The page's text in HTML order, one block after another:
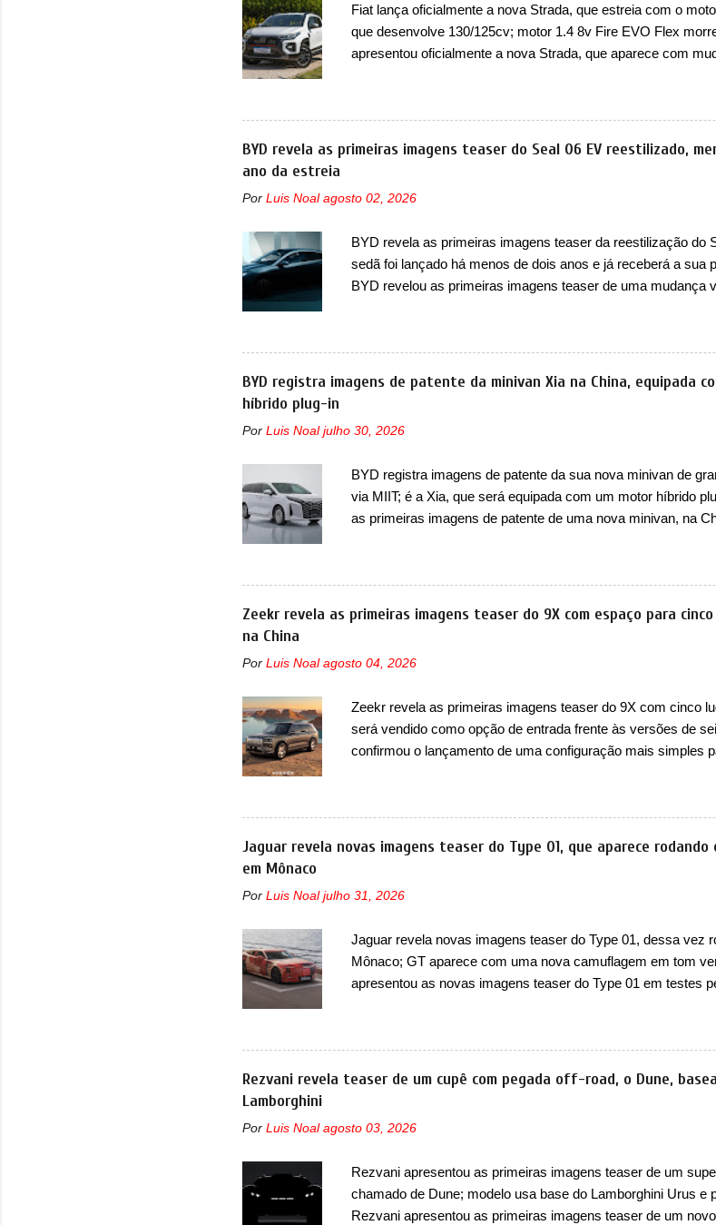
microprocessador do Módulo de Controle da Bateria (BPCM),
perda de força motriz, requerendo a atualização do software
Fiat lança oficialmente a nova Strada, que estreia com o
que desenvolve 130/125cv; motor 1.4 8v Fire EVO Flex
apresentou oficialmente a nova Strada, que aparece com
automático CVT no ano passado, a Fiat apresentou
do motor 1.0 12v Turbo Flex, conhecido como T200.
concorrentes, a Fiat Strada soube ser mutável com avanços
concorrência nunca conseguiu acompanhar e agora ela abre
Fiat Strada é mais do que uma picape, é uma verdadeira
topo do mercado brasileiro, algo que só a Strada fez. Mais do
prova viva que time que está ganhando se mexe sim. Ao
ela...
BYD revela as primeiras imagens teaser do Seal 06 EV reestilizado,
ano da estreia
Por Luis Noal agosto 02, 2026
BYD revela as primeiras imagens teaser da reestilização do
sedã foi lançado há menos de dois anos e já receberá a sua
BYD revelou as primeiras imagens teaser de uma mudança
Seal 06 EV, lançado no segundo semestre de 2025. Sim, há
modelo agora passará a ser vendido com mudanças visuais
traseira, que vão atualizá-los para a identidade visual mais
ainda sem motivos para que essa mudança já seja tão
percebe que o sedã contará com um novo para-choque na
passando logo abaixo do logotipo e dos faróis. Ele ainda
placa novo abaixo do vinco e uma nova entrada de ar inferio...
BYD registra imagens de patente da minivan Xia na China, equipada
híbrido plug-in
Por Luis Noal julho 30, 2026
BYD registra imagens de patente da sua nova minivan de
via MIIT; é a Xia, que será equipada com um motor híbrido
as primeiras imagens de patente de uma nova minivan, na
minivan que a marca chinesa apresentará aos
da minivan conhecida como Song Max. Equipada com um
(PHEV), a nova minivan vai colocar a marca para concorrer
outras minivans de porte similar, visto que por lá o segmento
trazer uma dianteira com faróis retangulares e inclinados. Os
superior dos faróis. Essas luzes se conectam entre si por
LED que passa abaixo da barra prateada que aparece na
Zeekr revela as primeiras imagens teaser do 9X com espaço para
na China
Por Luis Noal agosto 04, 2026
Zeekr revela as primeiras imagens teaser do 9X com cinco
será vendido como opção de entrada frente às versões de
confirmou o lançamento de uma configuração mais simples
opção de cinco lugares, que ficará posicionada abaixo da
lançamento do SUV, de seis lugares, dispostos em três filas
Agora, o maior SUV da marca será vendido com uma
cinco lugares (2+3), que entrou em regime de pré-venda na
interior com a nova configuração. A principal mudança fica
três lugares. Ao mesmo tempo, o SUV possui um assento
reclinar e nele existe dois espaços de recarga por indução
Jaguar revela novas imagens teaser do Type 01, que aparece
em Mônaco
Por Luis Noal julho 31, 2026
Jaguar revela novas imagens teaser do Type 01, dessa vez
Mônaco; GT aparece com uma nova camuflagem em tom
apresentou as novas imagens teaser do Type 01 em testes
Fórmula E, como apoio a equipe da Jaguar na competição.
para passar por uma série de localidades da cidade-estado
Praça do Cassino e La Rascasse. Para ir a Mônaco, a marca
uma nova camuflagem ao elétrico que representa uma
ainda continua acontecendo e a marca fala que, em relação
tecnologias comprovadas nas pistas pela equipe campeã
elétricos. A marca comentou que o novo carro elétrico da
Rezvani revela teaser de um cupê com pegada off-road, o Dune,
Lamborghini
Por Luis Noal agosto 03, 2026
Rezvani apresentou as primeiras imagens teaser de um
chamado de Dune; modelo usa base do Lamborghini Urus e
Rezvani apresentou as primeiras imagens teaser de um novo